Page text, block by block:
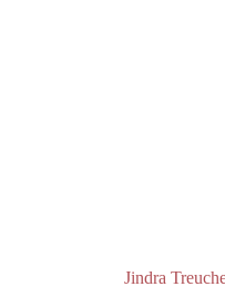
Jindra